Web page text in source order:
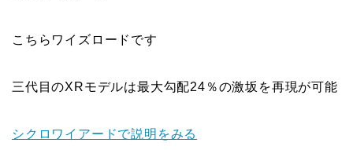
こちらワイズロードです
三代目のXRモデルは最大勾配24％の激坂を再現が可能
シクロワイアードで説明をみる